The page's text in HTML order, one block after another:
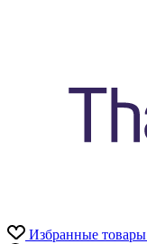
Избранные товары